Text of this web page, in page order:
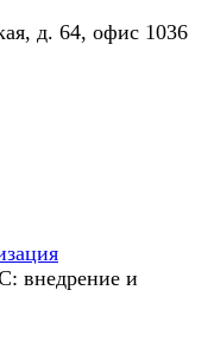
д. 64, офис 1036
внедрение и